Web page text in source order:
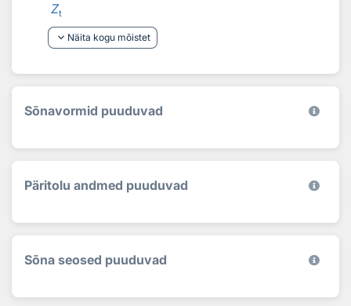
Zt
keyboard_arrow_down Näita kogu mõistet
Sõnavormid puuduvad
Päritolu andmed puuduvad
Sõna seosed puuduvad